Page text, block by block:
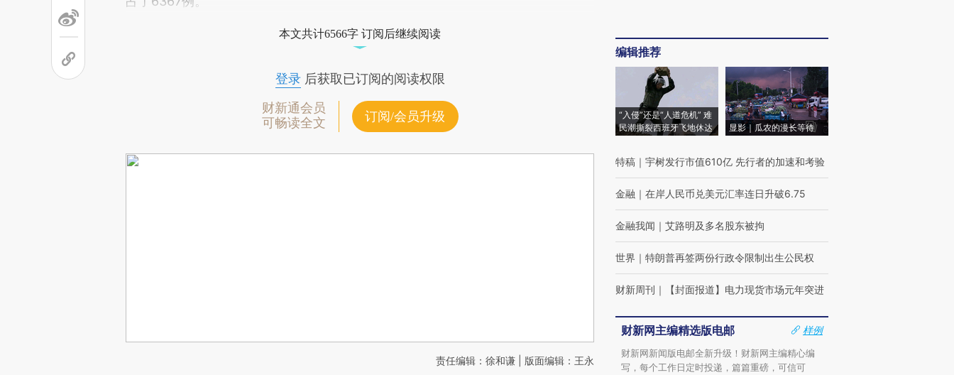
本文共计6566字 订阅后继续阅读
登录后获取已订阅的阅读权限
财新通会员
可畅读全文
订阅/会员升级
责任编辑：徐和谦 | 版面编辑：王永
编辑推荐
“入侵”还是“人道危机” 难
民潮撕裂西班牙飞地休达
显影｜瓜农的漫长等待
特稿 ｜ 宇树发行市值610亿 先行者的加速和考验
金融 ｜ 在岸人民币兑美元汇率连日升破6.75
金融我闻 ｜ 艾路明及多名股东被拘
世界 ｜ 特朗普再签两份行政令限制出生公民权
财新周刊 ｜ 【封面报道】电力现货市场元年突进
财新网主编精选版电邮
样例
财新网新闻版电邮全新升级！财新网主编精心编
写，每个工作日定时投递，篇篇重磅，可信可